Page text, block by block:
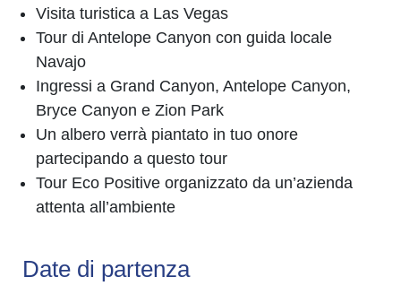
Visita turistica a Las Vegas
Tour di Antelope Canyon con guida locale
Navajo
Ingressi a Grand Canyon, Antelope Canyon,
Bryce Canyon e Zion Park
Un albero verrà piantato in tuo onore
partecipando a questo tour
Tour Eco Positive organizzato da un’azienda
attenta all’ambiente
Date di partenza